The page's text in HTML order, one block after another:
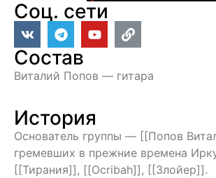
Соц. сети
Состав
Виталий Попов — гитара
История
Основатель группы — [[Попов
гремевших в прежние времена
[[Тирания]], [[Ocribah]], [[Злойер]].